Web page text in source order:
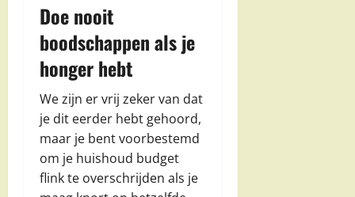
Doe nooit
boodschappen als je
honger hebt
We zijn er vrij zeker van dat
je dit eerder hebt gehoord,
maar je bent voorbestemd
om je huishoud budget
flink te overschrijden als je